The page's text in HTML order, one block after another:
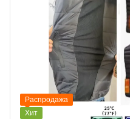
Распродажа
Хит